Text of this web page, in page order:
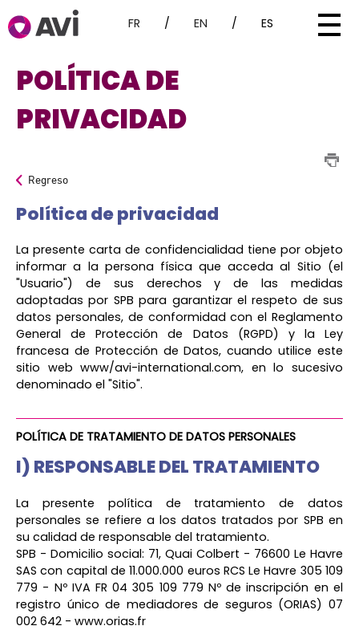
FR / EN / ES
POLÍTICA DE
PRIVACIDAD
Regreso
Política de privacidad
La presente carta de confidencialidad tiene por objeto
informar a la persona física que acceda al Sitio (el
"Usuario") de sus derechos y de las medidas
adoptadas por SPB para garantizar el respeto de sus
datos personales, de conformidad con el Reglamento
General de Protección de Datos (RGPD) y la Ley
francesa de Protección de Datos, cuando utilice este
sitio web www/avi-international.com, en lo sucesivo
denominado el "Sitio".
POLÍTICA DE TRATAMIENTO DE DATOS PERSONALES
I) RESPONSABLE DEL TRATAMIENTO
La presente política de tratamiento de datos
personales se refiere a los datos tratados por SPB en
su calidad de responsable del tratamiento.
SPB - Domicilio social: 71, Quai Colbert - 76600 Le Havre
SAS con capital de 11.000.000 euros RCS Le Havre 305 109
779 - Nº IVA FR 04 305 109 779 Nº de inscripción en el
registro único de mediadores de seguros (ORIAS) 07
002 642 - www.orias.fr